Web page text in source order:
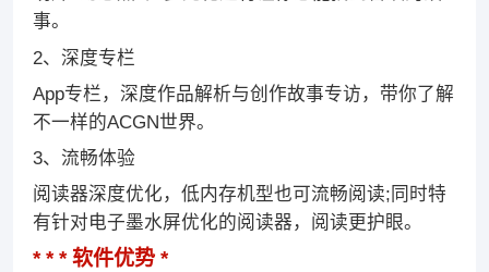
事。
2、深度专栏
App专栏，深度作品解析与创作故事专访，带你了解
不一样的ACGN世界。
3、流畅体验
阅读器深度优化，低内存机型也可流畅阅读;同时特
有针对电子墨水屏优化的阅读器，阅读更护眼。
软件优势